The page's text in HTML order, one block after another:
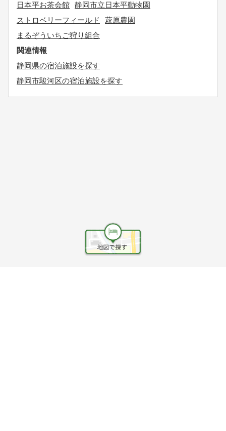
日本平お茶会館 静岡市立日本平動物園
ストロベリーフィールド
萩原農園
まるぞういちご狩り組合
関連情報
静岡県の宿泊施設を探す
静岡市駿河区の宿泊施設を探す